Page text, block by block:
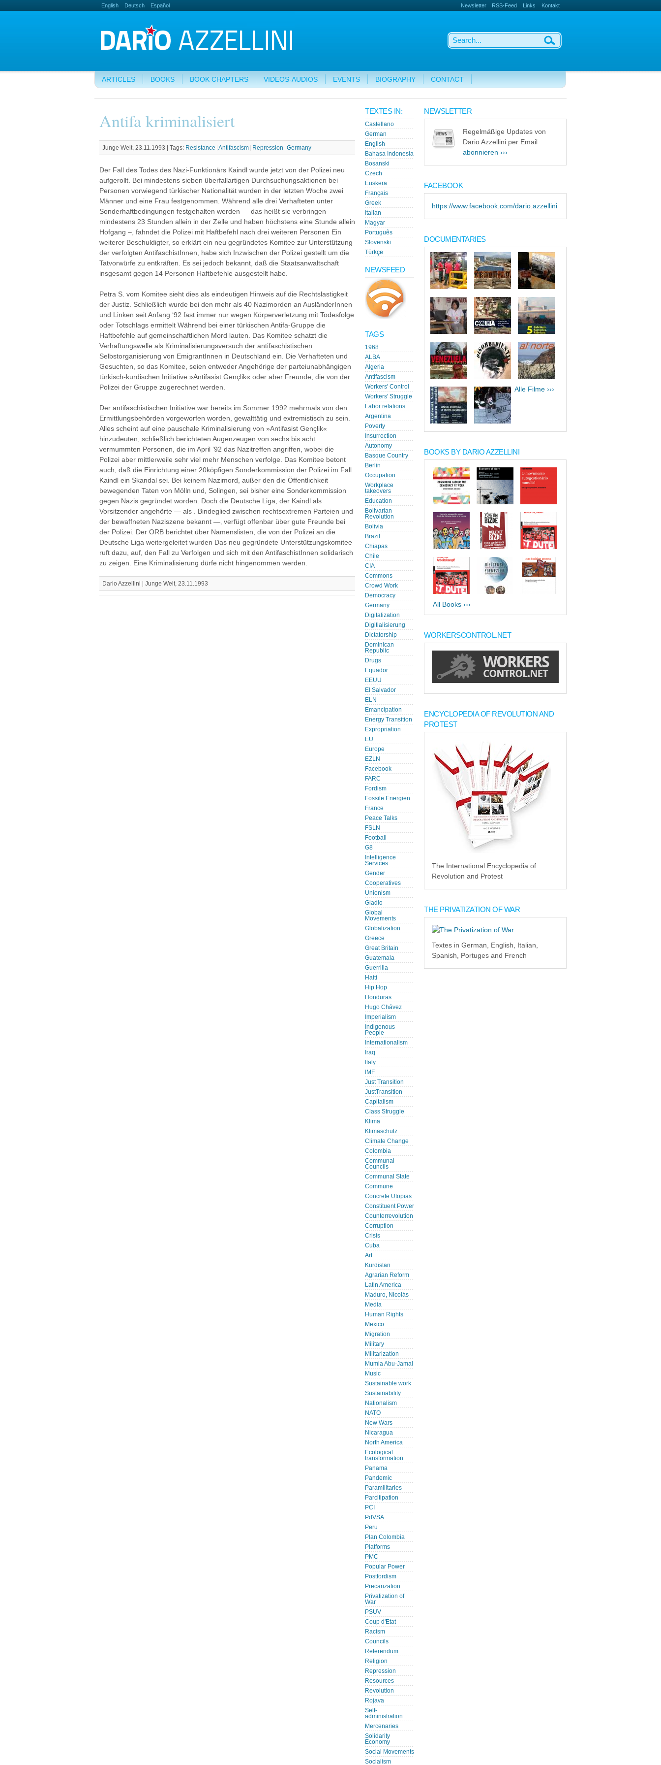
English Deutsch Español Newsletter RSS-Feed Links Kontakt
ARTICLES BOOKS BOOK CHAPTERS VIDEOS-AUDIOS EVENTS BIOGRAPHY CONTACT
Antifa kriminalisiert
Junge Welt, 23.11.1993 | Tags: Resistance Antifascism Repression Germany
Der Fall des Todes des Nazi-Funktionärs Kaindl wurde jetzt von der Polizei neu
aufgerollt. Bei mindestens sieben überfallartigen Durchsuchungsaktionen bei
Personen vorwiegend türkischer Nationalität wurden in der letzten Woche zwei
Männer und eine Frau festgenommen. Während alle drei Verhafteten unter
Sonderhaftbedingungen festgehalten werden — das heißt sie verbringen
mindestens 23 Stunden allein in der Zelle und haben höchstens eine Stunde allein
Hofgang –, fahndet die Polizei mit Haftbefehl nach drei weiteren Personen Ein
weiterer Beschuldigter, so erklärt ein neu gegründetes Komitee zur Unterstützung
der verfolgten AntifaschistInnen, habe sich Inzwischen der Polizei gestellt um die
Tatvorwürfe zu entkräften. Es sei jedoch bekannt, daß die Staatsanwaltschaft
insgesamt gegen 14 Personen Haftbefehle ausgestellt habe.
Petra S. vom Komitee sieht dies als eindeutigen Hinweis auf die Rechtslastigkeit
der Justiz. Schließlich wurde bei den mehr als 40 Nazimorden an AusländerInnen
und Linken seit Anfang ‘92 fast immer nur wegen Körperverletzung mit Todesfolge
oder Totschlags ermittelt Während bei einer türkischen Antifa-Gruppe die
Haftbefehle auf gemeinschaftlichen Mord lauten. Das Komitee schatzt die
Verhaftungswelle als Kriminalisierungsversuch der antifaschistischen
Selbstorganisierung von EmigrantInnen in Deutschland ein. Die Verhafteten und
Gesuchten, so das Komitee, seien entweder Angehörige der parteiunabhängigen
türkisch-kurdischen Initiative »Antifasist Gençlik« oder aber Freunde, die von der
Polizei der Gruppe zugerechnet werden.
Der antifaschistischen Initiative war bereits im Sommer 1992 mehrmals von den
Ermittlungsbehörden vorgeworfen worden, gewalttätig und extremistisch zu sein.
Alles scheint auf eine pauschale Kriminalisierung von »Antifasist Gençlik«
hinzudeuten, schließlich berichteten Augenzeugen von sechs bis acht
vermummten Personen, die im April ‘92 das Nazitreffen angriffen, wobei die
Polizei aber mittlerweile sehr viel mehr Menschen verfolge. Das Komitee betont
auch, daß die Einrichtung einer 20köpfigen Sonderkommission der Polizei im Fall
Kaindl ein Skandal sei. Bei keinem Nazimord, außer den die Öffentlichkeit
bewegenden Taten von Mölln und, Solingen, sei bisher eine Sonderkommission
gegen Nazis gegründet worden. Doch die Deutsche Liga, der Kaindl als
Vorsitzender angehörte — als . Bindeglied zwischen rechtsextremen Parteien und
der bewaffneten Naziszene bekannt —‚ verfügt offenbar über gute Freunde bei
der Polizei. Der ORB berichtet über Namenslisten, die von der Polizei an die
Deutsche Liga weitergeleitet wurden Das neu gegründete Unterstützungskomitee
ruft dazu, auf, den Fall zu Verfolgen und sich mit den AntifaschistInnen solidarisch
zu zeigen. Eine Kriminalisierung dürfe nicht hingenommen werden.
Dario Azzellini | Junge Welt, 23.11.1993
TEXTES IN:
Castellano
German
English
Bahasa Indonesia
Bosanski
Czech
Euskera
Français
Greek
Italian
Magyar
Português
Slovenski
Türkçe
NEWSFEED
TAGS
1968
ALBA
Algeria
Antifascism
Workers' Control
Workers' Struggle
Labor relations
Argentina
Poverty
Insurrection
Autonomy
Basque Country
Berlin
Occupation
Workplace
takeovers
Education
Bolivarian
Revolution
Bolivia
Brazil
Chiapas
Chile
CIA
Commons
Crowd Work
Democracy
Germany
Digitalization
Digitialisierung
Dictatorship
Dominican
Republic
Drugs
Equador
EEUU
El Salvador
ELN
Emancipation
Energy Transition
Expropriation
EU
Europe
EZLN
Facebook
FARC
Fordism
Fossile Energien
France
Peace Talks
FSLN
Football
G8
Intelligence
Services
Gender
Cooperatives
Unionism
Gladio
Global
Movements
Globalization
Greece
Great Britain
Guatemala
Guerrilla
Haiti
Hip Hop
Honduras
Hugo Chávez
Imperialism
Indigenous
People
Internationalism
Iraq
Italy
IMF
Just Transition
JustTransition
Capitalism
Class Struggle
Klima
Klimaschutz
Climate Change
Colombia
Communal
Councils
Communal State
Commune
Concrete Utopias
Constituent Power
Counterrevolution
Corruption
Crisis
Cuba
Art
Kurdistan
Agrarian Reform
Latin America
Maduro, Nicolás
Media
Human Rights
Mexico
Migration
Military
Militarization
Mumia Abu-Jamal
Music
Sustainable work
Sustainability
Nationalism
NATO
New Wars
Nicaragua
North America
Ecological
transformation
Panama
Pandemic
Paramilitaries
Parcitipation
PCI
PdVSA
Peru
Plan Colombia
Platforms
PMC
Popular Power
Postfordism
Precarization
Privatization of
War
PSUV
Coup d'Etat
Racism
Councils
Referendum
Religion
Repression
Resources
Revolution
Rojava
Self-
administration
Mercenaries
Solidarity
Economy
Social Movements
Socialism
NEWSLETTER
Regelmäßige Updates von
Dario Azzellini per Email
abonnieren ›››
FACEBOOK
https://www.facebook.com/dario.azzellini
DOCUMENTARIES
Alle Filme ›››
BOOKS BY DARIO AZZELLINI
All Books ›››
WORKERSCONTROL.NET
ENCYCLOPEDIA OF REVOLUTION AND
PROTEST
The International Encyclopedia of
Revolution and Protest
THE PRIVATIZATION OF WAR
Textes in German, English, Italian,
Spanish, Portuges and French